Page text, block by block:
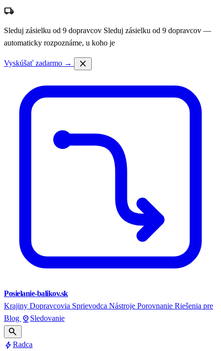
local_shipping
Sleduj zásielku od 9 dopravcov Sleduj zásielku od 9 dopravcov —
automaticky rozpoznáme, u koho je
Vyskúšať zadarmo → close
Posielanie-balikov.sk
Krajiny Dopravcovia Sprievodca Nástroje Porovnanie Riešenia pre
Blog pin_drop Sledovanie
search
boltRadca